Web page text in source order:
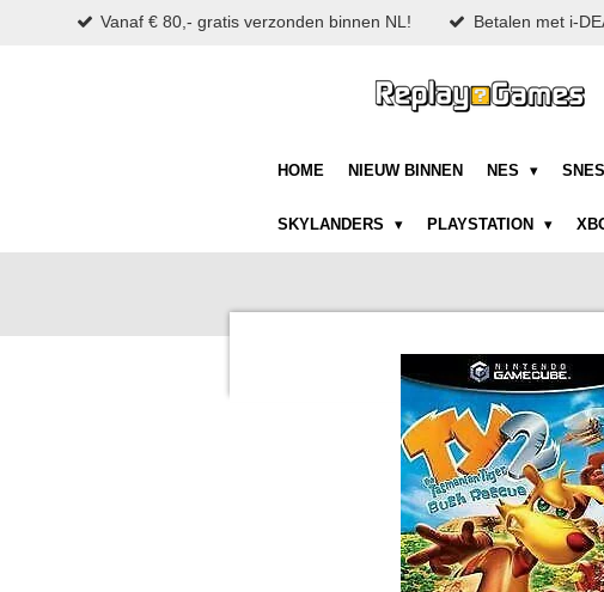
Vanaf € 80,- gratis verzonden binnen NL! Betalen met i-
HOME NIEUW BINNEN NES SNES
SKYLANDERS PLAYSTATION